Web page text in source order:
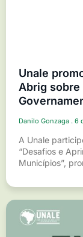
Unale
Abrig sobre
Danilo Gonzaga 6
A Unale
“Desafios e
Municípios”,